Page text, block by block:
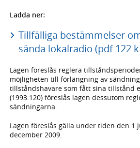
Ladda ner:
Tillfälliga bestämmelser
sända lokalradio (pdf 122
Lagen föreslås reglera
möjligheten till förlängning av
tillståndshavare som fått sina tillstånd
(1993:120) föreslås lagen dessutom
sändningarna.
Lagen föreslås gälla under tiden den 1
december 2009.